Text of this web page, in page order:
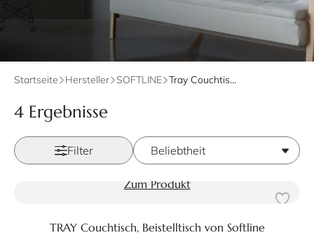
Startseite Hersteller SOFTLINE Tray Couchtisch
4 Ergebnisse
Filter
Zum Produkt
TRAY Couchtisch, Beistelltisch von Softline